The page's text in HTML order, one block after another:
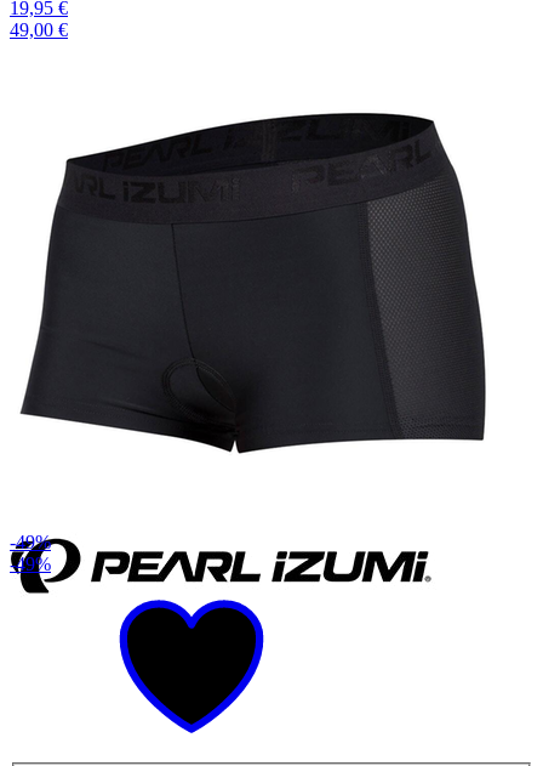
19,95 €
49,00 €
-49%
-49%